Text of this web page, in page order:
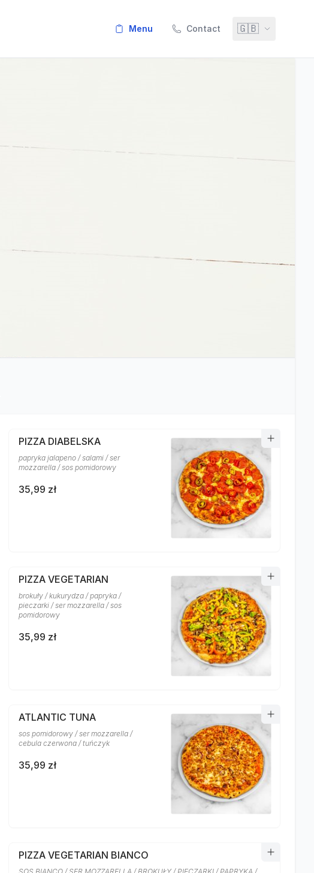
menu Contact 🇬🇧
PIZZA DIABELSKA
papryka jalapeno / salami / ser
mozzarella / sos pomidorowy
35,99 zł
PIZZA VEGETARIAN
brokuły / kukurydza / papryka /
pieczarki / ser mozzarella / sos
pomidorowy
35,99 zł
ATLANTIC TUNA
sos pomidorowy / ser mozzarella /
cebula czerwona / tuńczyk
35,99 zł
PIZZA VEGETARIAN BIANCO